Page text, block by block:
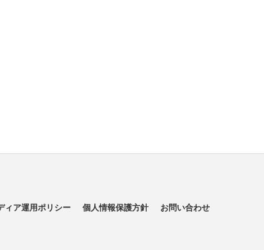
ィア運用ポリシー 個人情報保護方針 お問い合わせ